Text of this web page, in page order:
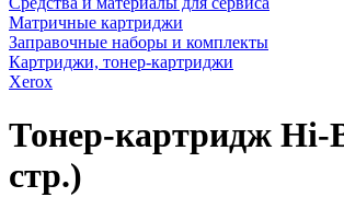
Матричные картриджи
Заправочные наборы и комплекты
Картриджи, тонер-картриджи
Xerox
Тонер-картридж Hi-
стр.)